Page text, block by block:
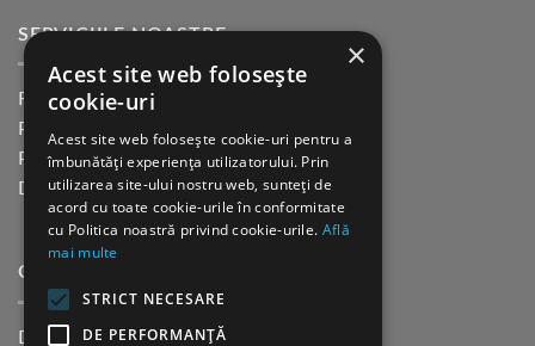
SERVICIILE NOASTRE
Returnare in 30 de zile
Plata cu cardul Guerrilla
Plata in rate fara dobanda
Distributie sau profesionisti
CINE SUNTEM?
Despre noi
×
Acest site web folosește
cookie-uri
Acest site web folosește cookie-uri pentru a
îmbunătăți experiența utilizatorului. Prin
utilizarea site-ului nostru web, sunteți de
acord cu toate cookie-urile în conformitate
cu Politica noastră privind cookie-urile. Află
mai multe
STRICT NECESARE
DE PERFORMANȚĂ